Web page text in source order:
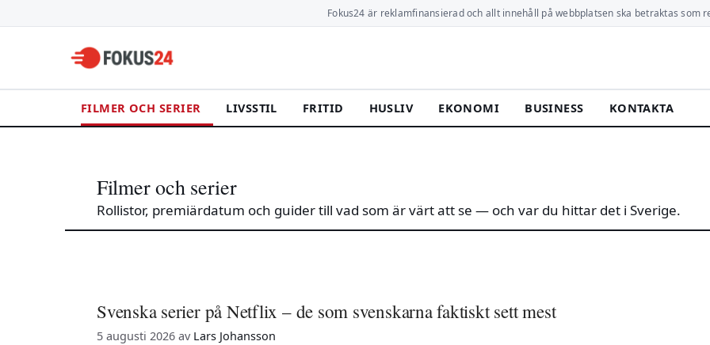
till
Fokus24 är reklamfinansierad och allt innehåll på webbplatsen ska betraktas som
FILMER OCH SERIER LIVSSTIL FRITID HUSLIV EKONOMI BUSINESS KONTAKTA
Filmer och serier
Rollistor, premiärdatum och guider till vad som är värt att se — och var du hittar det i Sverige.
Svenska serier på Netflix – de som svenskarna faktiskt sett mest
5 augusti 2026 av Lars Johansson